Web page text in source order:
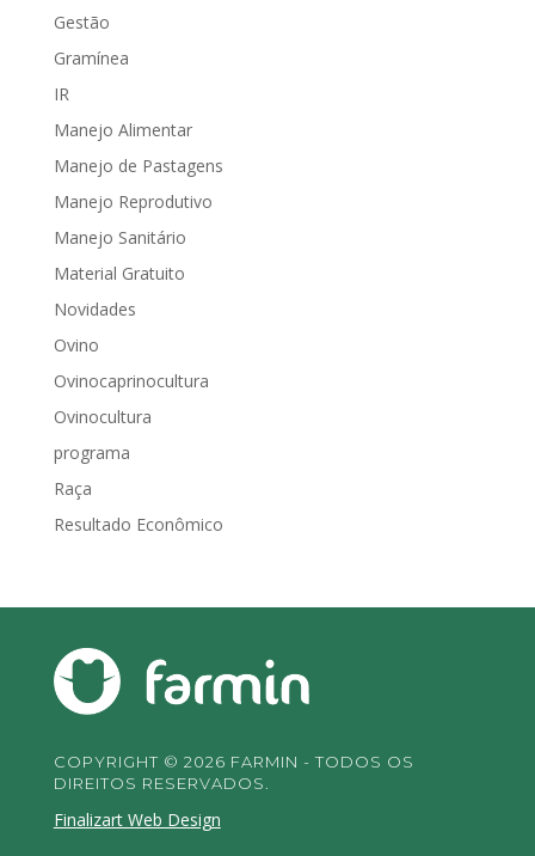
Gestão
Gramínea
IR
Manejo Alimentar
Manejo de Pastagens
Manejo Reprodutivo
Manejo Sanitário
Material Gratuito
Novidades
Ovino
Ovinocaprinocultura
Ovinocultura
programa
Raça
Resultado Econômico
COPYRIGHT © 2026 FARMIN - TODOS OS
DIREITOS RESERVADOS.
Finalizart Web Design